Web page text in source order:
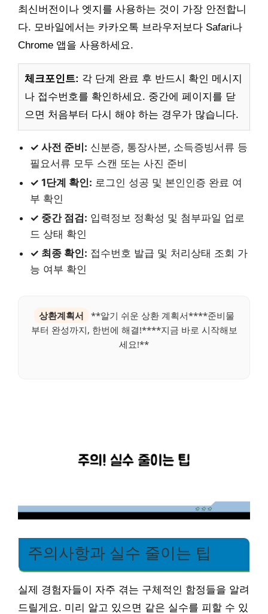
최신버전이나 엣지를 사용하는 것이 가장 안전합니
다. 모바일에서는 카카오톡 브라우저보다 Safari나
Chrome 앱을 사용하세요.
체크포인트: 각 단계 완료 후 반드시 확인 메시지
나 접수번호를 확인하세요. 중간에 페이지를 닫
으면 처음부터 다시 해야 하는 경우가 많습니다.
✓ 사전 준비: 신분증, 통장사본, 소득증빙서류 등
필요서류 모두 스캔 또는 사진 준비
✓ 1단계 확인: 로그인 성공 및 본인인증 완료 여
부 확인
✓ 중간 점검: 입력정보 정확성 및 첨부파일 업로
드 상태 확인
✓ 최종 확인: 접수번호 발급 및 처리상태 조회 가
능 여부 확인
상환계획서
**알기 쉬운 상환 계획서****준비물
부터 완성까지, 한번에 해결!****지금 바로 시작해보
세요!**
주의사항과 실수 줄이는 팁
실제 경험자들이 자주 겪는 구체적인 함정들을 알려
드릴게요. 미리 알고 있으면 같은 실수를 피할 수 있